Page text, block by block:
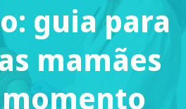
guia para
mamães